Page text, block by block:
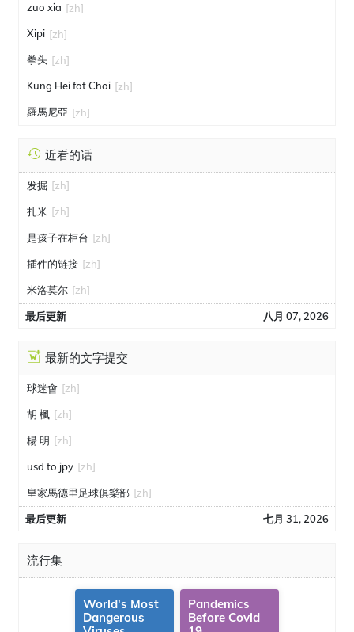
zuo xia [zh]
Xipi [zh]
拳头 [zh]
Kung Hei fat Choi [zh]
羅馬尼亞 [zh]
近看的话
发掘 [zh]
扎米 [zh]
是孩子在柜台 [zh]
插件的链接 [zh]
米洛莫尔 [zh]
最后更新 八月 07, 2026
最新的文字提交
球迷會 [zh]
胡 楓 [zh]
楊 明 [zh]
usd to jpy [zh]
皇家馬德里足球俱樂部 [zh]
最后更新 七月 31, 2026
流行集
World's Most
Dangerous
Pandemics
Before Covid